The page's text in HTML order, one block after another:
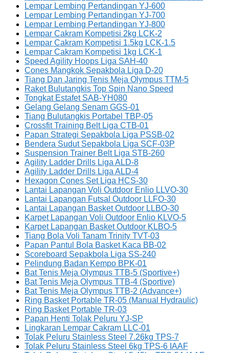
Lempar Lembing Pertandingan YJ-600
Lempar Lembing Pertandingan YJ-700
Lempar Lembing Pertandingan YJ-800
Lempar Cakram Kompetisi 2kg LCK-2
Lempar Cakram Kompetisi 1.5kg LCK-1.5
Lempar Cakram Kompetisi 1kg LCK-1
Speed Agility Hoops Liga SAH-40
Cones Mangkok Sepakbola Liga D-20
Tiang Dan Jaring Tenis Meja Olympus TTM-5
Raket Bulutangkis Top Spin Nano Speed
Tongkat Estafet SAB-YH080
Gelang Gelang Senam GGS-01
Tiang Bulutangkis Portabel TBP-05
Crossfit Training Belt Liga CTB-01
Papan Strategi Sepakbola Liga PSSB-02
Bendera Sudut Sepakbola Liga SCF-03P
Suspension Trainer Belt Liga STB-260
Agility Ladder Drills Liga ALD-8
Agility Ladder Drills Liga ALD-4
Hexagon Cones Set Liga HCS-30
Lantai Lapangan Voli Outdoor Enlio LLVO-30
Lantai Lapangan Futsal Outdoor LLFO-30
Lantai Lapangan Basket Outdoor LLBO-30
Karpet Lapangan Voli Outdoor Enlio KLVO-5
Karpet Lapangan Basket Outdoor KLBO-5
Tiang Bola Voli Tanam Trinity TVT-03
Papan Pantul Bola Basket Kaca BB-02
Scoreboard Sepakbola Liga SS-240
Pelindung Badan Kempo BPK-01
Bat Tenis Meja Olympus TTB-5 (Sportive+)
Bat Tenis Meja Olympus TTB-4 (Sportive)
Bat Tenis Meja Olympus TTB-2 (Advance+)
Ring Basket Portable TR-05 (Manual Hydraulic)
Ring Basket Portable TR-03
Papan Henti Tolak Peluru YJ-SP
Lingkaran Lempar Cakram LLC-01
Tolak Peluru Stainless Steel 7.26kg TPS-7
Tolak Peluru Stainless Steel 6kg TPS-6 IAAF